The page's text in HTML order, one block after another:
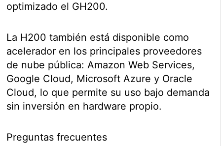
optimizado el GH200.
La H200 también está disponible como
acelerador en los principales proveedores
de nube pública: Amazon Web Services,
Google Cloud, Microsoft Azure y Oracle
Cloud, lo que permite su uso bajo demanda
sin inversión en hardware propio.
Preguntas frecuentes